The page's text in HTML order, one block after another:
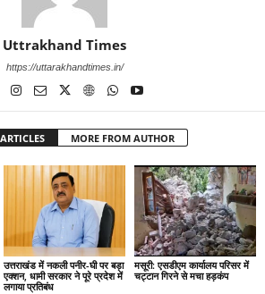
Uttrakhand Times
https://uttarakhandtimes.in/
MORE FROM AUTHOR
उत्तराखंड में नकली पनीर-घी पर बड़ा
एक्शन, धामी सरकार ने पूरे प्रदेश में
लगाया प्रतिबंध
मसूरी: एसडीएम कार्यालय परिसर में
चट्टान गिरने से मचा हड़कंप